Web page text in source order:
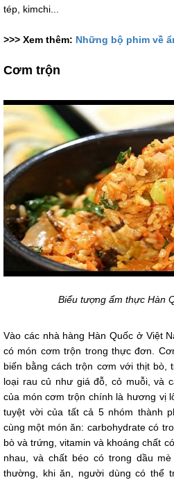
tép, kimchi...
>>> Xem thêm: Những bộ phim về
Cơm trộn
Biểu tượng ẩm thực Hàn
Vào các nhà hàng Hàn Quốc ở Việt
có món cơm trộn trong thực đơn.
biến bằng cách trộn cơm với thịt bò,
loại rau củ như giá đỗ, cỏ muỗi, và
của món cơm trộn chính là hương vị
tuyệt vời của tất cả 5 nhóm thành
cùng một món ăn: carbohydrate có
bò và trứng, vitamin và khoáng chất
nhau, và chất béo có trong dầu
thường, khi ăn, người dùng có thể